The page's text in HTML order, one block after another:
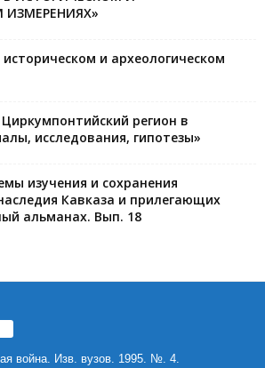
ИЗМЕРЕНИЯХ»
и археологическом
регион в
исследования, гипотезы»
изучения и сохранения
Кавказа и прилегающих
альманах. Вып. 18
война. Изв. вузов. 1995. №. 4.